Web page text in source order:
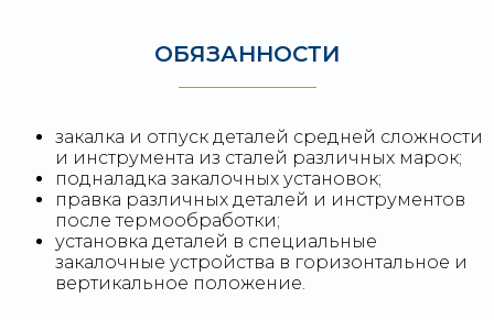
ОБЯЗАННОСТИ
закалка и отпуск деталей средней сложности
и инструмента из сталей различных марок;
подналадка закалочных установок;
правка различных деталей и инструментов
после термообработки;
установка деталей в специальные
закалочные устройства в горизонтальное и
вертикальное положение.